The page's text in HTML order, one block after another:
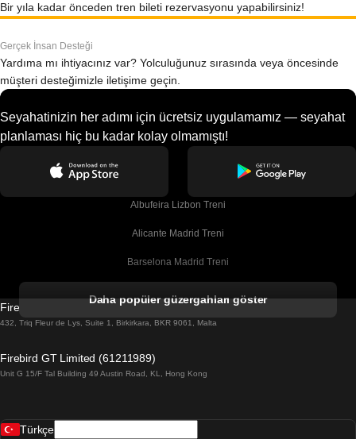
Bir yıla kadar önceden tren bileti rezervasyonu yapabilirsiniz!
Gerçek İnsan Desteği
Yardıma mı ihtiyacınız var? Yolculuğunuz sırasında veya öncesinde
müşteri desteğimizle iletişime geçin.
Seyahatinizin her adımı için ücretsiz uygulamamız — seyahat
planlaması hiç bu kadar kolay olmamıştı!
Albufeira Lizbon Treni
Alicante Madrid Treni
Barselona Madrid Treni
Barselona Sevilla Treni
Belfast Dublin Treni
Daha popüler güzergahları göster
Firebird GT Limited (OC 1451)
432, Triq Fleur de Lys, Suite 1, Birkirkara, BKR 9061, Malta
Firebird GT Limited (61211989)
Unit G 15/F Tal Building 49 Austin Road, KL, Hong Kong
Türkçe